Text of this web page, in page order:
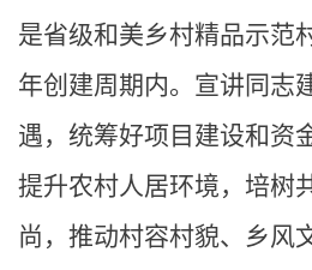
是省级和美乡村精品示范
年创建周期内。宣讲同志
遇，统筹好项目建设和资
提升农村人居环境，培树
尚，推动村容村貌、乡风